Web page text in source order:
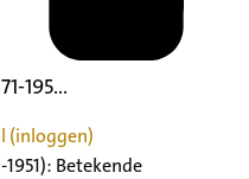
195...
(inloggen)
Betekende